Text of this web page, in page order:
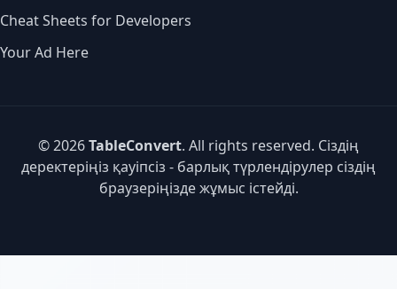
Cheat Sheets for Developers
Your Ad Here
© 2026TableConvert. All rights reserved. Сіздің
деректеріңіз қауіпсіз - барлық түрлендірулер сіздің
браузеріңізде жұмыс істейді.